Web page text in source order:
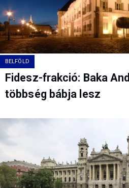
BELFÖLD
Fidesz-frakció: Baka
többség bábja lesz